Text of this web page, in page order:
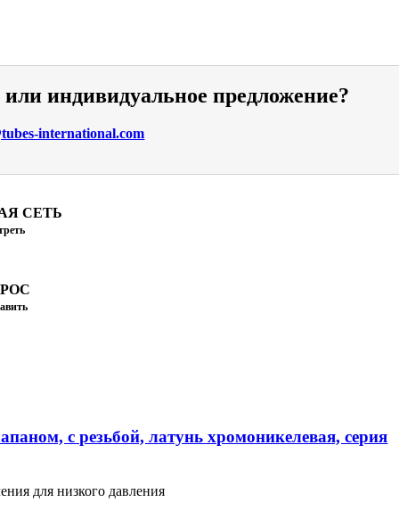
индивидуальное предложение?
international.com
СЕТЬ
с резьбой, латунь хромоникелевая, серия
для низкого давления